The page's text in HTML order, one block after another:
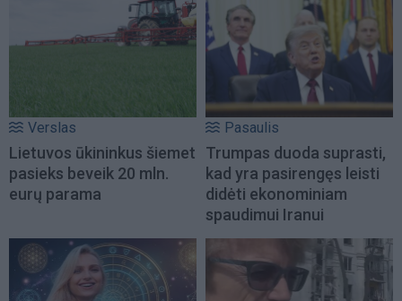
Verslas
Lietuvos ūkininkus šiemet
pasieks beveik 20 mln.
eurų parama
Pasaulis
Trumpas duoda suprasti,
kad yra pasirengęs leisti
didėti ekonominiam
spaudimui Iranui